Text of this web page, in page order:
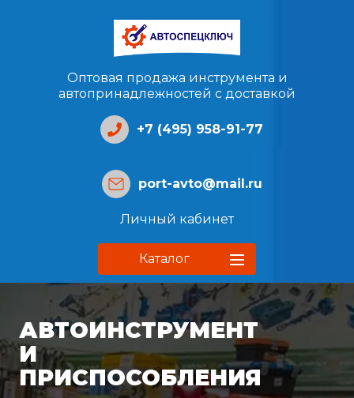
Оптовая продажа инструмента и
автопринадлежностей с доставкой
+7 (495) 958-91-77
port-avto@mail.ru
Личный кабинет
Каталог
АВТОИНСТРУМЕНТ
И
ПРИСПОСОБЛЕНИЯ